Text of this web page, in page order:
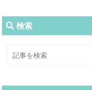
検索